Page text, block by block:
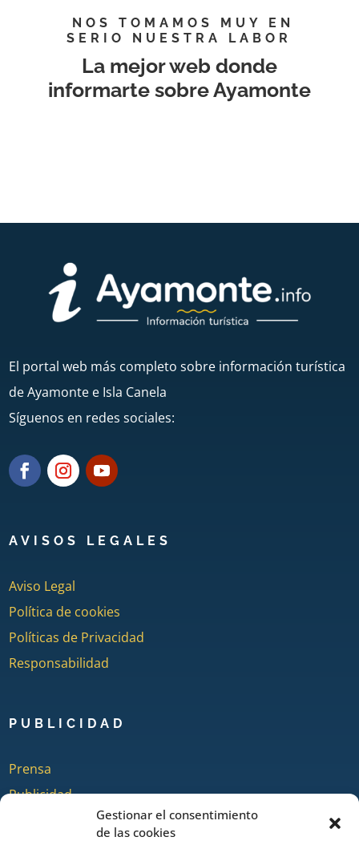
Gestionar el consentimiento
de las cookies
NOS TOMAMOS MUY EN
SERIO NUESTRA LABOR
La mejor web donde
informarte sobre Ayamonte
El portal web más completo sobre información turística
de Ayamonte e Isla Canela
Síguenos en redes sociales:
AVISOS LEGALES
Aviso Legal
Política de cookies
Políticas de Privacidad
Responsabilidad
PUBLICIDAD
Prensa
Publicidad
Quienes somos